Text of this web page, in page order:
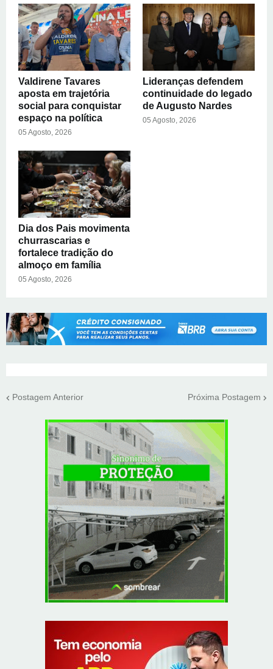
Valdirene Tavares
aposta em trajetória
social para conquistar
espaço na política
05 Agosto, 2026
Lideranças defendem
continuidade do legado
de Augusto Nardes
05 Agosto, 2026
Dia dos Pais movimenta
churrascarias e
fortalece tradição do
almoço em família
05 Agosto, 2026
Postagem Anterior Próxima Postagem